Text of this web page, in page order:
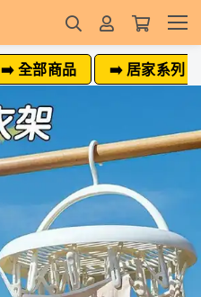
➡️ 全部商品 ➡️ 居家系列